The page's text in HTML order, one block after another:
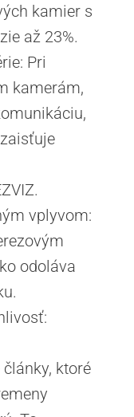
kamier s
až 23%.
Pri
kamerám,
vplyvom:
odoláva
ktoré